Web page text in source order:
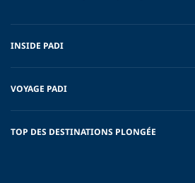
INSIDE PADI
VOYAGE PADI
TOP DES DESTINATIONS PLONGÉE